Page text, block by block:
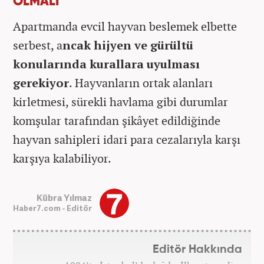
Apartmanda evcil hayvan beslemek elbette
serbest, ancak hijyen ve gürültü
konularında kurallara uyulması
gerekiyor. Hayvanların ortak alanları
kirletmesi, sürekli havlama gibi durumlar
komşular tarafından şikâyet edildiğinde
hayvan sahipleri idari para cezalarıyla karşı
karşıya kalabiliyor.
Kübra Yılmaz
Haber7.com - Editör
Editör Hakkında